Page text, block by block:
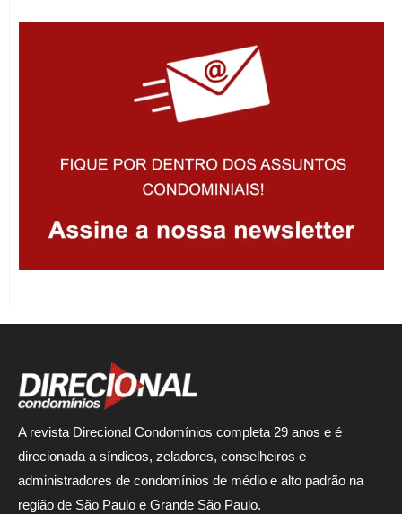
A revista Direcional Condomínios completa 29 anos e é
direcionada a síndicos, zeladores, conselheiros e
administradores de condomínios de médio e alto padrão na
região de São Paulo e Grande São Paulo.